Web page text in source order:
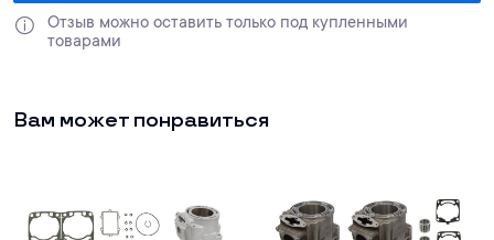
Отзыв можно оставить только под купленными
товарами
Вам может понравиться